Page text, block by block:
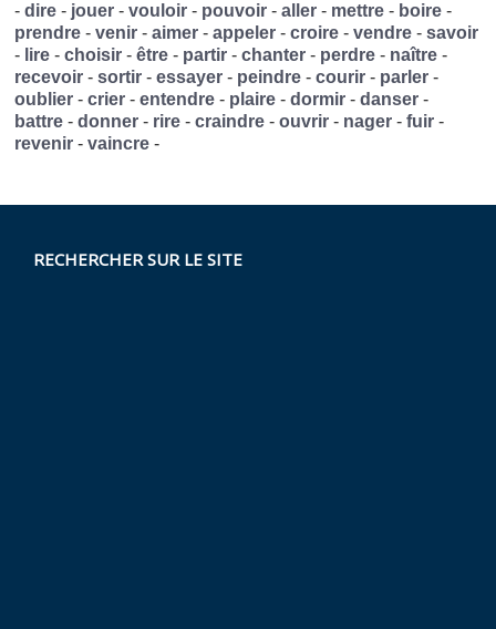
-dire - jouer -vouloir - pouvoir -aller - mettre - boire -
prendre -venir -aimer -appeler -croire -vendre -savoir
- lire -choisir -être - partir -chanter - perdre - naître -
recevoir -sortir -essayer - peindre -courir - parler -
oublier -crier -entendre - plaire -dormir -danser -
battre -donner - rire -craindre -ouvrir - nager -fuir -
revenir -vaincre -
RECHERCHER SUR LE SITE